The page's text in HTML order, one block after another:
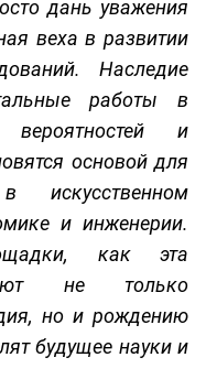
дань уважения
веха в развитии
Наследие
работы в
и
основой для
искусственном
и инженерии.
как эта
не только
но и рождению
будущее науки и